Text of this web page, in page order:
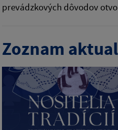
prevádzkových dôvodov
Zoznam